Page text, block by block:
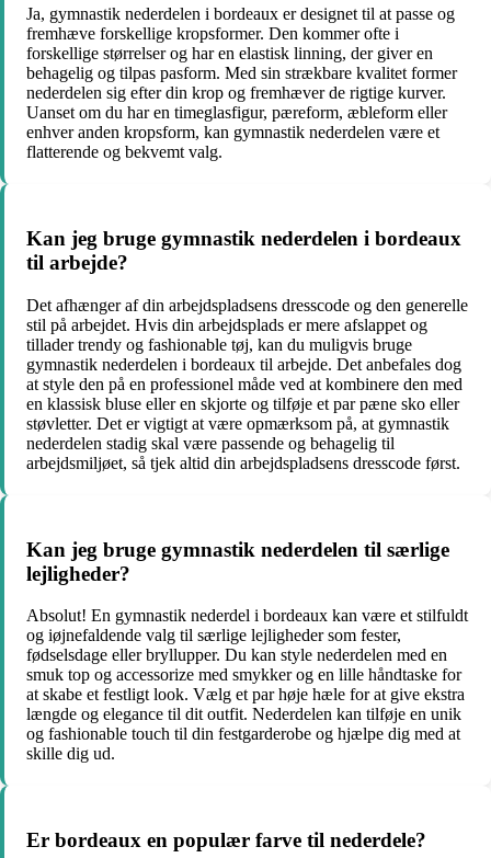
Ja, gymnastik nederdelen i bordeaux er designet til at passe og
fremhæve forskellige kropsformer. Den kommer ofte i
forskellige størrelser og har en elastisk linning, der giver en
behagelig og tilpas pasform. Med sin strækbare kvalitet former
nederdelen sig efter din krop og fremhæver de rigtige kurver.
Uanset om du har en timeglasfigur, pæreform, æbleform eller
enhver anden kropsform, kan gymnastik nederdelen være et
flatterende og bekvemt valg.
Kan jeg bruge gymnastik nederdelen i bordeaux
til arbejde?
Det afhænger af din arbejdspladsens dresscode og den generelle
stil på arbejdet. Hvis din arbejdsplads er mere afslappet og
tillader trendy og fashionable tøj, kan du muligvis bruge
gymnastik nederdelen i bordeaux til arbejde. Det anbefales dog
at style den på en professionel måde ved at kombinere den med
en klassisk bluse eller en skjorte og tilføje et par pæne sko eller
støvletter. Det er vigtigt at være opmærksom på, at gymnastik
nederdelen stadig skal være passende og behagelig til
arbejdsmiljøet, så tjek altid din arbejdspladsens dresscode først.
Kan jeg bruge gymnastik nederdelen til særlige
lejligheder?
Absolut! En gymnastik nederdel i bordeaux kan være et stilfuldt
og iøjnefaldende valg til særlige lejligheder som fester,
fødselsdage eller bryllupper. Du kan style nederdelen med en
smuk top og accessorize med smykker og en lille håndtaske for
at skabe et festligt look. Vælg et par høje hæle for at give ekstra
længde og elegance til dit outfit. Nederdelen kan tilføje en unik
og fashionable touch til din festgarderobe og hjælpe dig med at
skille dig ud.
Er bordeaux en populær farve til nederdele?